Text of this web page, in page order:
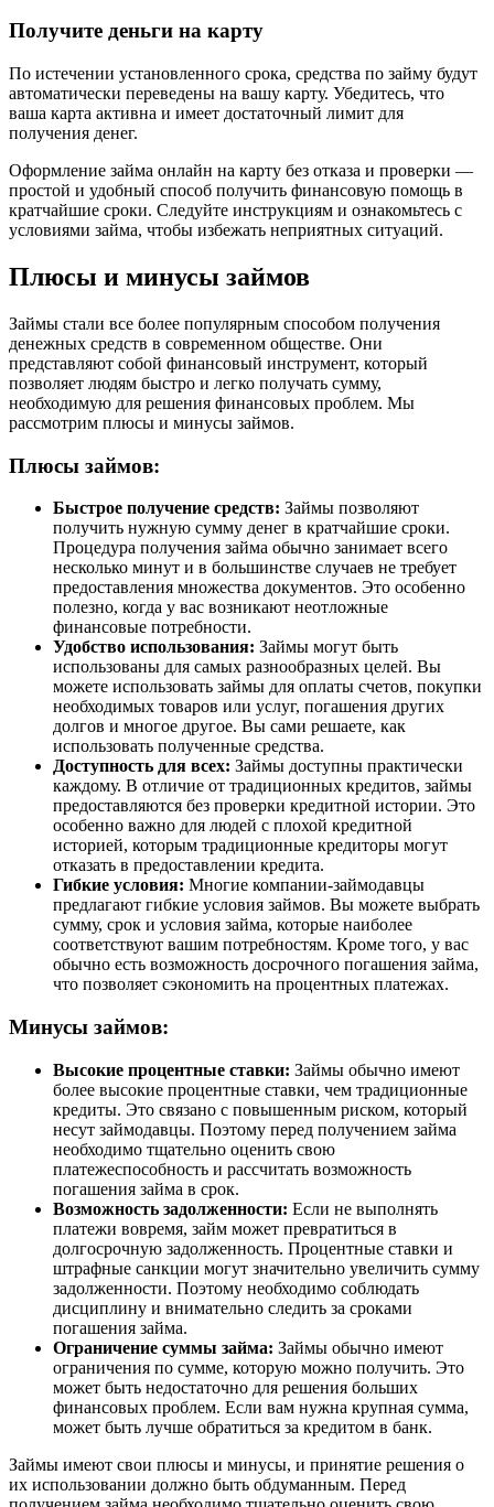
Получите деньги на карту
По истечении установленного срока, средства по займу будут
автоматически переведены на вашу карту. Убедитесь, что
ваша карта активна и имеет достаточный лимит для
получения денег.
Оформление займа онлайн на карту без отказа и проверки —
простой и удобный способ получить финансовую помощь в
кратчайшие сроки. Следуйте инструкциям и ознакомьтесь с
условиями займа, чтобы избежать неприятных ситуаций.
Плюсы и минусы займов
Займы стали все более популярным способом получения
денежных средств в современном обществе. Они
представляют собой финансовый инструмент, который
позволяет людям быстро и легко получать сумму,
необходимую для решения финансовых проблем. Мы
рассмотрим плюсы и минусы займов.
Плюсы займов:
Быстрое получение средств: Займы позволяют
получить нужную сумму денег в кратчайшие сроки.
Процедура получения займа обычно занимает всего
несколько минут и в большинстве случаев не требует
предоставления множества документов. Это особенно
полезно, когда у вас возникают неотложные
финансовые потребности.
Удобство использования: Займы могут быть
использованы для самых разнообразных целей. Вы
можете использовать займы для оплаты счетов, покупки
необходимых товаров или услуг, погашения других
долгов и многое другое. Вы сами решаете, как
использовать полученные средства.
Доступность для всех: Займы доступны практически
каждому. В отличие от традиционных кредитов, займы
предоставляются без проверки кредитной истории. Это
особенно важно для людей с плохой кредитной
историей, которым традиционные кредиторы могут
отказать в предоставлении кредита.
Гибкие условия: Многие компании-займодавцы
предлагают гибкие условия займов. Вы можете выбрать
сумму, срок и условия займа, которые наиболее
соответствуют вашим потребностям. Кроме того, у вас
обычно есть возможность досрочного погашения займа,
что позволяет сэкономить на процентных платежах.
Минусы займов:
Высокие процентные ставки: Займы обычно имеют
более высокие процентные ставки, чем традиционные
кредиты. Это связано с повышенным риском, который
несут займодавцы. Поэтому перед получением займа
необходимо тщательно оценить свою
платежеспособность и рассчитать возможность
погашения займа в срок.
Возможность задолженности: Если не выполнять
платежи вовремя, займ может превратиться в
долгосрочную задолженность. Процентные ставки и
штрафные санкции могут значительно увеличить сумму
задолженности. Поэтому необходимо соблюдать
дисциплину и внимательно следить за сроками
погашения займа.
Ограничение суммы займа: Займы обычно имеют
ограничения по сумме, которую можно получить. Это
может быть недостаточно для решения больших
финансовых проблем. Если вам нужна крупная сумма,
может быть лучше обратиться за кредитом в банк.
Займы имеют свои плюсы и минусы, и принятие решения о
их использовании должно быть обдуманным. Перед